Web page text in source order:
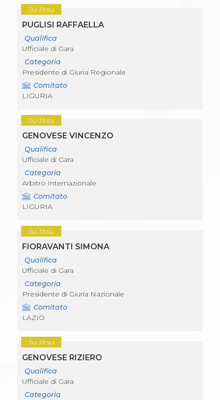
Ju-Jitsu
PUGLISI RAFFAELLA
Qualifica
Ufficiale di Gara
Categoria
Presidente di Giuria Regionale
Comitato
LIGURIA
Ju-Jitsu
GENOVESE VINCENZO
Qualifica
Ufficiale di Gara
Categoria
Arbitro Internazionale
Comitato
LIGURIA
Ju-Jitsu
FIORAVANTI SIMONA
Qualifica
Ufficiale di Gara
Categoria
Presidente di Giuria Nazionale
Comitato
LAZIO
Ju-Jitsu
GENOVESE RIZIERO
Qualifica
Ufficiale di Gara
Categoria